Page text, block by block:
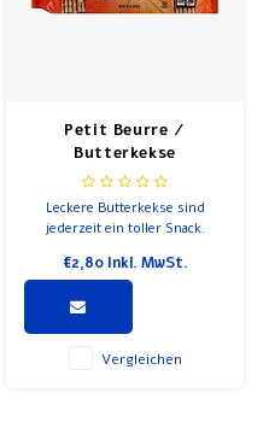
Petit Beurre /
Butterkekse
Leckere Butterkekse sind
jederzeit ein toller Snack.
€2,80Inkl. MwSt.
Vergleichen